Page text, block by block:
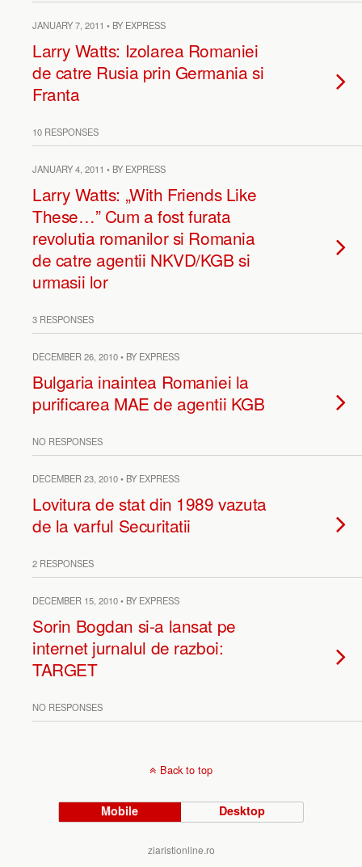
JANUARY 7, 2011 • BY EXPRESS
Larry Watts: Izolarea Romaniei
de catre Rusia prin Germania si
Franta
10 RESPONSES
JANUARY 4, 2011 • BY EXPRESS
Larry Watts: „With Friends Like
These…” Cum a fost furata
revolutia romanilor si Romania
de catre agentii NKVD/KGB si
urmasii lor
3 RESPONSES
DECEMBER 26, 2010 • BY EXPRESS
Bulgaria inaintea Romaniei la
purificarea MAE de agentii KGB
NO RESPONSES
DECEMBER 23, 2010 • BY EXPRESS
Lovitura de stat din 1989 vazuta
de la varful Securitatii
2 RESPONSES
DECEMBER 15, 2010 • BY EXPRESS
Sorin Bogdan si-a lansat pe
internet jurnalul de razboi:
TARGET
NO RESPONSES
Back to top
Mobile Desktop
ziaristionline.ro